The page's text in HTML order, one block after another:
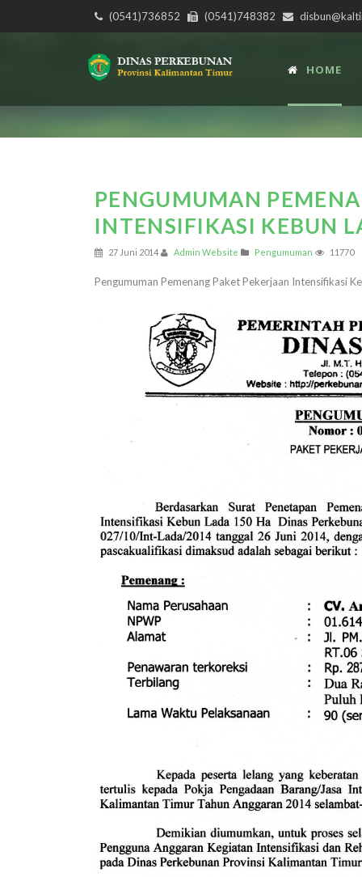
(0541)736852 (0541)748382
HOME
PENGUMUMAN
INTENSIFIKASI KEBUN
27 Juni 2014 Admin Website Pengumuman 11770
Pengumuman Pemenang Paket Pekerjaan Intensifikasi